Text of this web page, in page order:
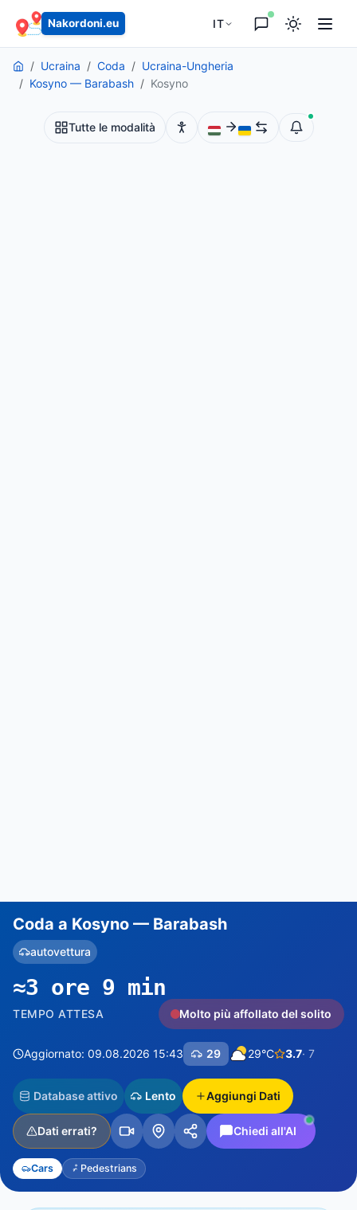
Nakordoni.eu IT
principale
Ucraina Coda
Ucraina-Ungheria
Kosyno — Barabash
Kosyno
Tutte le modalità
Coda a Kosyno — Barabash
autovettura
≈3 ore 9 min
TEMPO ATTESA Molto più affollato del solito
Aggiornato: 09.08.2026 15:43 29 29°C 3.7· 7
Database attivo Lento Aggiungi Dati
Dati errati? Chiedi all'AI
Cars Pedestrians